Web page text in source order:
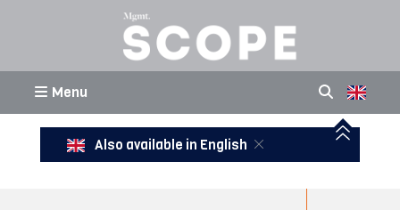
Menu
Also available in English